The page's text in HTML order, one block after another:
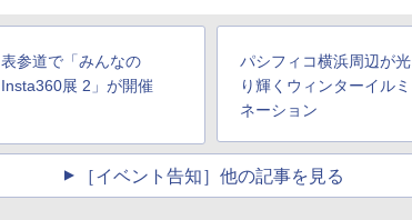
表参道で「みんなの
Insta360展 2」が開催
パシフィコ横浜周辺が光
り輝くウィンターイルミ
ネーション
［イベント告知］他の記事を見る